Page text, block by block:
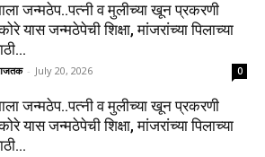
जन्मठेप..पत्नी व मुलीच्या खून प्रकरणी
यास जन्मठेपेची शिक्षा, मांजरांच्या पिलाच्या
- July 20, 2026 0
जन्मठेप..पत्नी व मुलीच्या खून प्रकरणी
यास जन्मठेपेची शिक्षा, मांजरांच्या पिलाच्या